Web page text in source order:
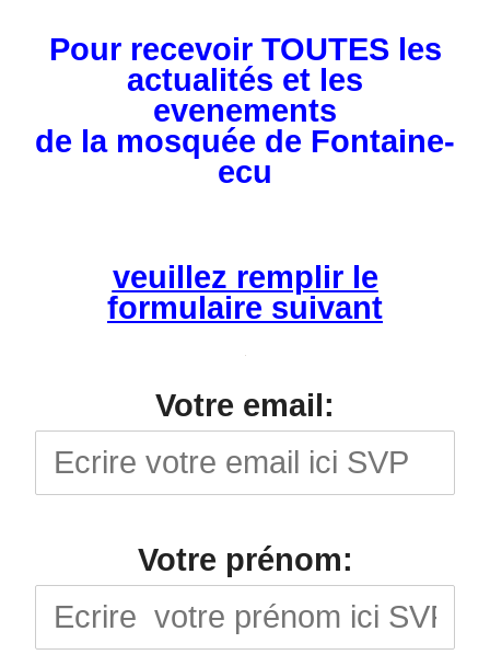
Pour recevoir TOUTES les
actualités et les
evenements
de la mosquée de Fontaine-
ecu
veuillez remplir le
formulaire suivant
Votre email:
Votre prénom: